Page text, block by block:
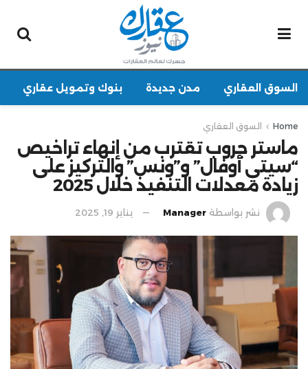
السوق العقاري مدن جديدة بنوك وتمويل عقاري
Home السوق العقاري
ماستر جروب تقترب من إنهاء تراخيص
“سيتي أوفال” و”ونس” والتركيز على
زيادة معدلات التنفيذ خلال 2025
نشر بواسطة Manager يناير 19, 2025